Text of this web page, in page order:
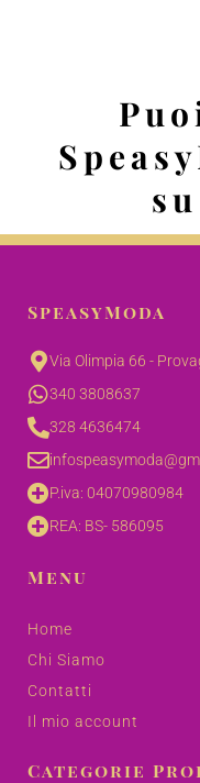
SpeasyModa
Via Olimpia 66 -
340 3808637
328 4636474
P.iva: 04070980984
REA: BS- 586095
Menu
Home
Chi Siamo
Contatti
Il mio account
Categorie